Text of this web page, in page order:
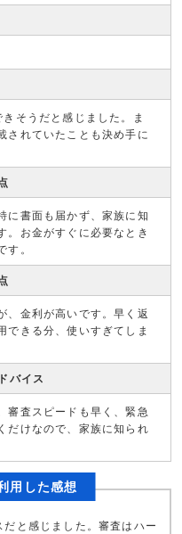
そうだと感じました。ま
されていたことも決め手に
に書面も届かず、家族に知
。お金がすぐに必要なとき
す。
、金利が高いです。早く返
できる分、使いすぎてしま
バイス
審査スピードも早く、緊急
だけなので、家族に知られ
用した感想
と感じました。審査はハー